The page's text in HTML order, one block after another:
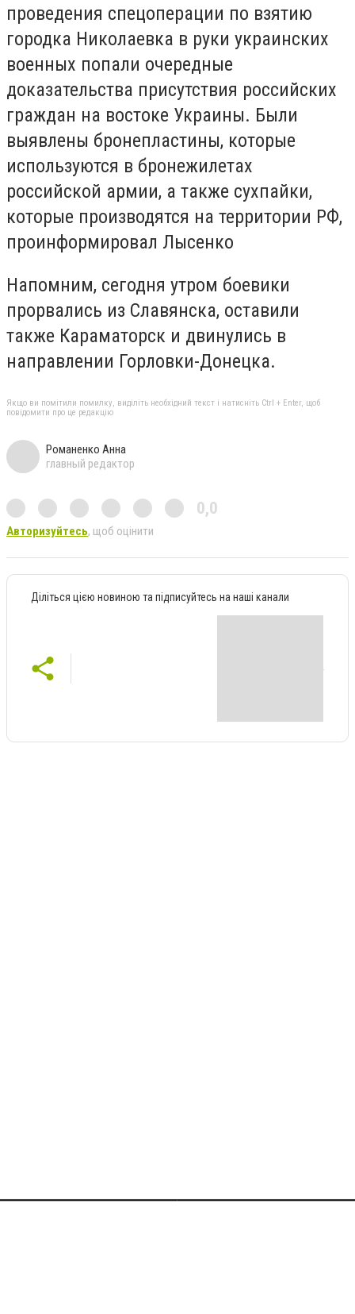
проведения спецоперации по взятию
городка Николаевка в руки украинских
военных попали очередные
доказательства присутствия российских
граждан на востоке Украины. Были
выявлены бронепластины, которые
используются в бронежилетах
российской армии, а также сухпайки,
которые производятся на территории РФ,
проинформировал Лысенко
Напомним, сегодня утром боевики
прорвались из Славянска, оставили
также Караматорск и двинулись в
направлении Горловки-Донецка.
Якщо ви помітили помилку, виділіть необхідний текст і натисніть Ctrl + Enter, щоб
повідомити про це редакцію
Романенко Анна
главный редактор
0,0
Авторизуйтесь, щоб оцінити
Діліться цією новиною та підписуйтесь на наші канали